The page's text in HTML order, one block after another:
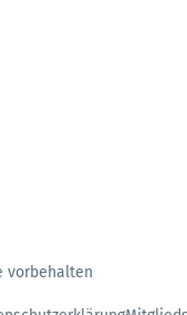
vorbehalten